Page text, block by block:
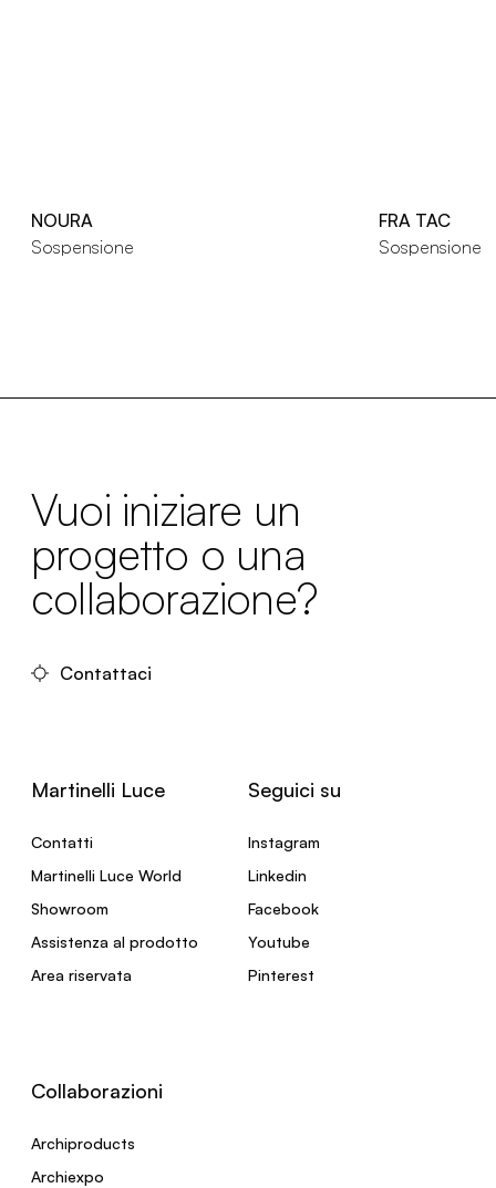
NOURA
Sospensione
FRA TAC
Sospensione
Vuoi iniziare un
progetto o una
collaborazione?
Contattaci
Martinelli Luce
Contatti
Martinelli Luce World
Showroom
Assistenza al prodotto
Area riservata
Seguici su
Instagram
Linkedin
Facebook
Youtube
Pinterest
Collaborazioni
Archiproducts
Archiexpo